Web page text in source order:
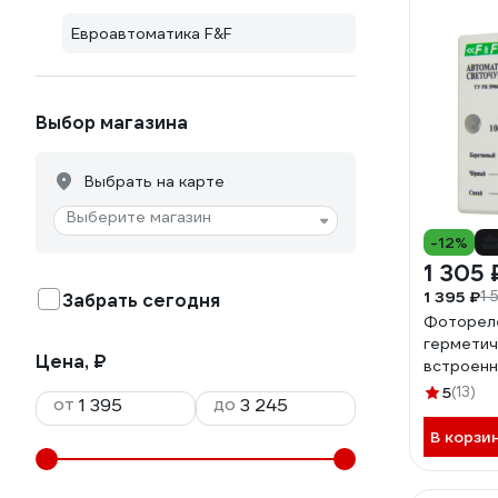
Евроавтоматика F&F
Выбор магазина
Выбрать на карте
Выберите магазин
Забрать сегодня
Цена, ₽
от
до
-12%
1 305
1 395 ₽1
5(13)
В